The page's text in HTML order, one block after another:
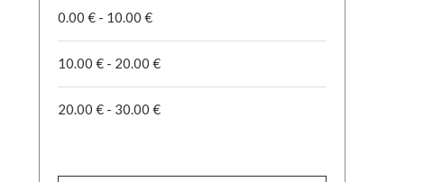
0.00 € - 10.00 €
10.00 € - 20.00 €
20.00 € - 30.00 €